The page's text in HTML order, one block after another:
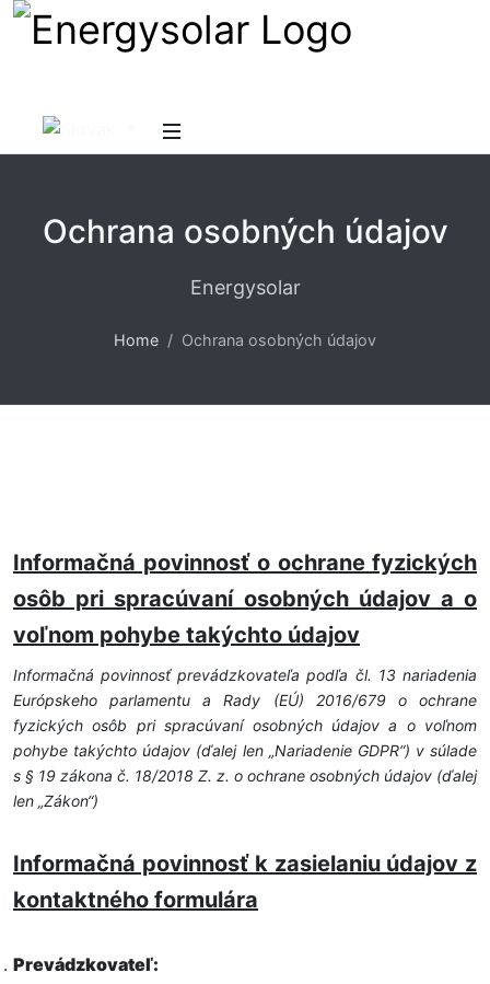
Ochrana osobných údajov
Energysolar
Home Ochrana osobných údajov
Informačná povinnosť o ochrane fyzických
osôb pri spracúvaní osobných údajov a o
voľnom pohybe takýchto údajov
Informačná povinnosť prevádzkovateľa podľa čl. 13 nariadenia
Európskeho parlamentu a Rady (EÚ) 2016/679 o ochrane
fyzických osôb pri spracúvaní osobných údajov a o voľnom
pohybe takýchto údajov (ďalej len „Nariadenie GDPR“) v súlade
s § 19 zákona č. 18/2018 Z. z. o ochrane osobných údajov (ďalej
len „Zákon“)
Informačná povinnosť k zasielaniu údajov z
kontaktného formulára
Prevádzkovateľ: